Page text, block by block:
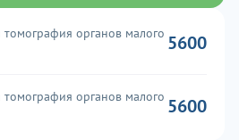
органов малого 5600
органов малого 5600